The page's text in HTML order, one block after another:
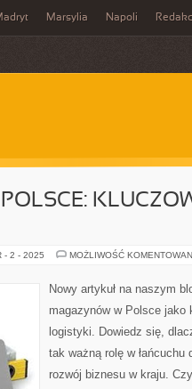
Marsylia Napoli
- 2 - 2025 MOŻLIWOŚĆ
Nowy artykuł na naszym
magazynów w Polsce jako
logistyki. Dowiedz się,
tak ważną rolę w łańcuchu
rozwój biznesu w kraju.